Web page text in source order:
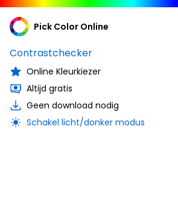
Pick Color Online
Contrastchecker
Online Kleurkiezer
Altijd gratis
Geen download nodig
Schakel licht/donker modus